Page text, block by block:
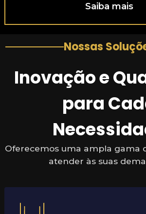
Saiba mais
Nossas
Inovação e
para
Oferecemos uma ampla gama
atender às suas